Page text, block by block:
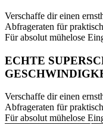
Verschaffe dir einen
Abfrageraten für
Für absolut mühelose
ECHTE
Verschaffe dir einen
Abfrageraten für
Für absolut mühelose